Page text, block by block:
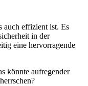
auch effizient ist. Es
in der
eine hervorragende
könnte aufregender